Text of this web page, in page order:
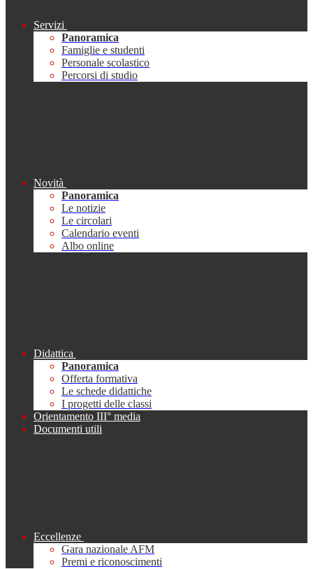
Servizi
Panoramica
Famiglie e studenti
Personale scolastico
Percorsi di studio
Novità
Panoramica
Le notizie
Le circolari
Calendario eventi
Albo online
Didattica
Panoramica
Offerta formativa
Le schede didattiche
I progetti delle classi
Orientamento III° media
Documenti utili
Eccellenze
Gara nazionale AFM
Premi e riconoscimenti